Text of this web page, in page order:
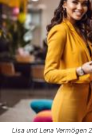
Lisa und Lena Vermögen